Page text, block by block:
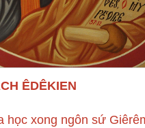
ÊDÊKIEN
học xong ngôn sứ